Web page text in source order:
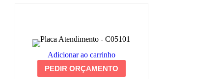
Adicionar ao carrinho
PEDIR ORÇAMENTO